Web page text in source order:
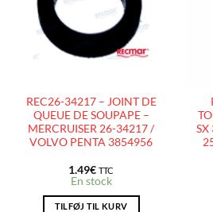
D’ENVIES
REC26-34217 – JOINT DE
QUEUE DE SOUPAPE –
MERCRUISER 26-34217 /
VOLVO PENTA 3854956
1.49€ TTC
En stock
TILFØJ TIL KURV
SX